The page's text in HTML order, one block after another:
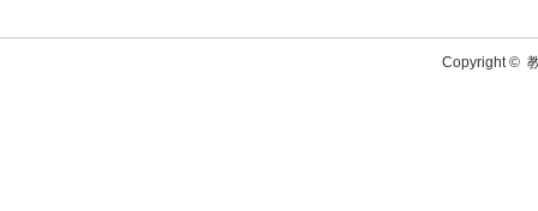
Copyright ©